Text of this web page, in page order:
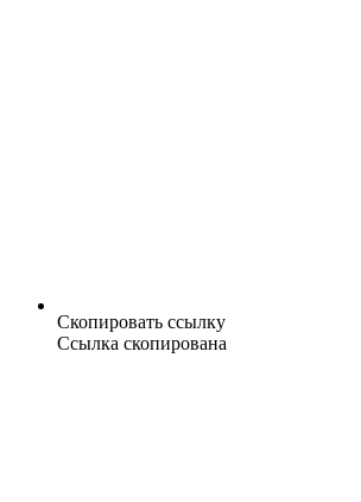
Скопировать ссылку
Ссылка скопирована